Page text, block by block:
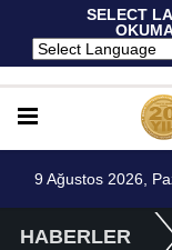
SELECT
9 Ağustos 2026,
HABERLER